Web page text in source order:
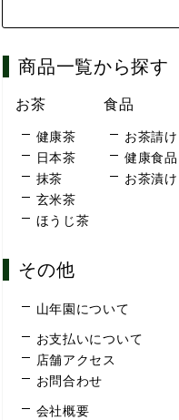
商品一覧から探す
お茶
健康茶
日本茶
抹茶
玄米茶
ほうじ茶
食品
お茶請け
健康食品
お茶漬け
その他
山年園について
お支払いについて
店舗アクセス
お問合わせ
会社概要